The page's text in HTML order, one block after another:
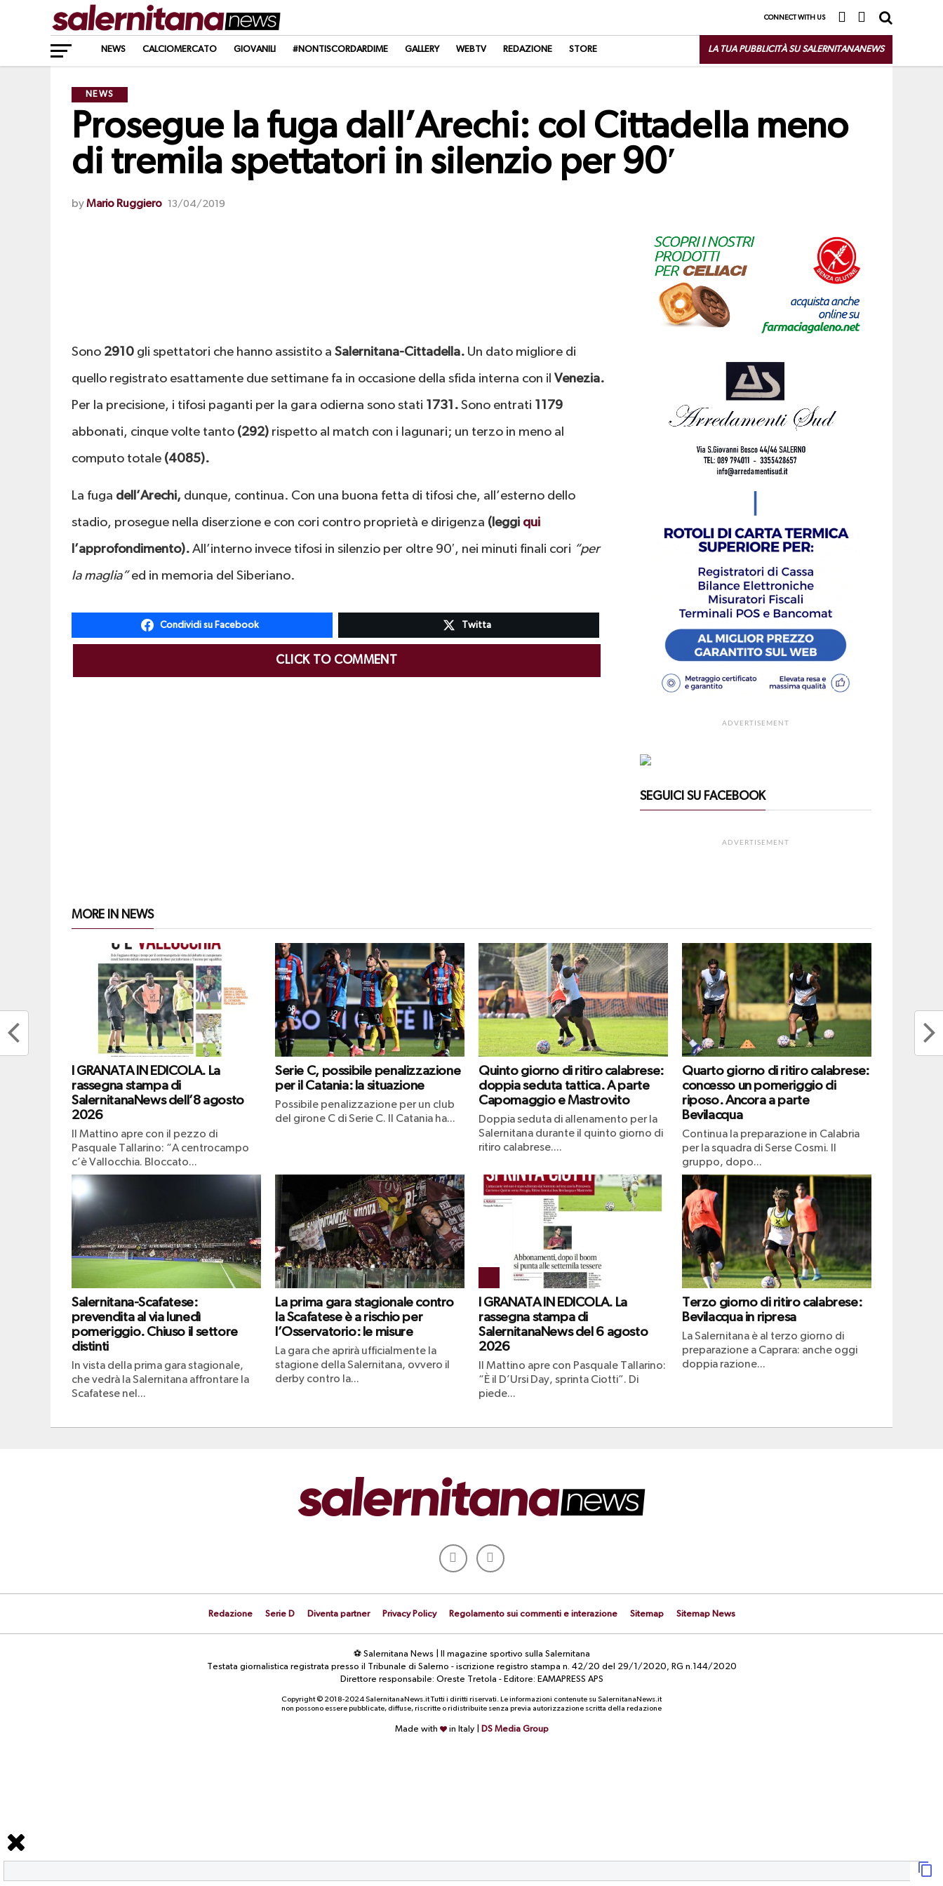
CONNECT WITH US
NEWS CALCIOMERCATO GIOVANILI #NONTISCORDARDIME GALLERY WEBTV REDAZIONE STORE LA TUA PUBBLICITÀ SU SALERNITANANEWS
NEWS
Prosegue la fuga dall’Arechi: col Cittadella meno
di tremila spettatori in silenzio per 90′
byMario Ruggiero 13/04/2019
Sono 2910 gli spettatori che hanno assistito a Salernitana-Cittadella. Un dato migliore di
quello registrato esattamente due settimane fa in occasione della sfida interna con il Venezia.
Per la precisione, i tifosi paganti per la gara odierna sono stati 1731. Sono entrati 1179
abbonati, cinque volte tanto (292) rispetto al match con i lagunari; un terzo in meno al
computo totale (4085).
La fuga dell’Arechi, dunque, continua. Con una buona fetta di tifosi che, all’esterno dello
stadio, prosegue nella diserzione e con cori contro proprietà e dirigenza (leggi qui
l’approfondimento). All’interno invece tifosi in silenzio per oltre 90′, nei minuti finali cori “per
la maglia”ed in memoria del Siberiano.
Condividi su Facebook Twitta
CLICK TO COMMENT
ADVERTISEMENT
SEGUICI SU FACEBOOK
ADVERTISEMENT
MORE IN NEWS
I GRANATA IN EDICOLA. La
rassegna stampa di
SalernitanaNews dell’8 agosto
2026
Il Mattino apre con il pezzo di
Pasquale Tallarino: “A centrocampo
c’è Vallocchia. Bloccato...
Serie C, possibile penalizzazione
per il Catania: la situazione
Possibile penalizzazione per un club
del girone C di Serie C. Il Catania ha...
Quinto giorno di ritiro calabrese:
doppia seduta tattica. A parte
Capomaggio e Mastrovito
Doppia seduta di allenamento per la
Salernitana durante il quinto giorno di
ritiro calabrese....
Quarto giorno di ritiro calabrese:
concesso un pomeriggio di
riposo. Ancora a parte
Bevilacqua
Continua la preparazione in Calabria
per la squadra di Serse Cosmi. Il
gruppo, dopo...
Salernitana-Scafatese:
prevendita al via lunedì
pomeriggio. Chiuso il settore
distinti
In vista della prima gara stagionale,
che vedrà la Salernitana affrontare la
Scafatese nel...
La prima gara stagionale contro
la Scafatese è a rischio per
l’Osservatorio: le misure
La gara che aprirà ufficialmente la
stagione della Salernitana, ovvero il
derby contro la...
I GRANATA IN EDICOLA. La
rassegna stampa di
SalernitanaNews del 6 agosto
2026
Il Mattino apre con Pasquale Tallarino:
“È il D’Ursi Day, sprinta Ciotti”. Di
piede...
Terzo giorno di ritiro calabrese:
Bevilacqua in ripresa
La Salernitana è al terzo giorno di
preparazione a Caprara: anche oggi
doppia razione...
Redazione Serie D Diventa partner Privacy Policy Regolamento sui commenti e interazione Sitemap Sitemap News
⚽ Salernitana News | Il magazine sportivo sulla Salernitana
Testata giornalistica registrata presso il Tribunale di Salerno - iscrizione registro stampa n. 42/20 del 29/1/2020, RG n.144/2020
Direttore responsabile: Oreste Tretola - Editore: EAMAPRESS APS
Copyright © 2018-2024 SalernitanaNews.it Tutti i diritti riservati. Le informazioni contenute su SalernitanaNews.it
non possono essere pubblicate, diffuse, riscritte o ridistribuite senza previa autorizzazione scritta della redazione
Made with in Italy | DS Media Group
NEWS CALCIOMERCATO CALCIOMERCATO NEWS